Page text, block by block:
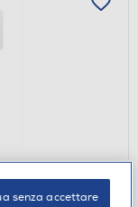
senza accettare